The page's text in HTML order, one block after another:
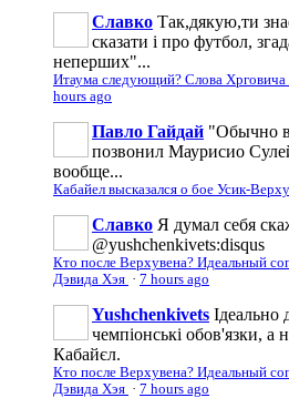
Славко Так,дякую,ти
сказати і про футбол,
неперших"...
Итаума следующий? Слова Хрговича
hours ago
Павло Гайдай "Обычно
позвонил Маурисио
вообще...
Кабайел высказался о бое Усик-
Славко Я думал себя
@yushchenkivets:disqus
Кто после Верхувена? Идеальный
Дэвида Хэя · 7 hours ago
Yushchenkivets Ідеально
чемпіонські обов'язки,
Кабайєл.
Кто после Верхувена? Идеальный
Дэвида Хэя · 7 hours ago